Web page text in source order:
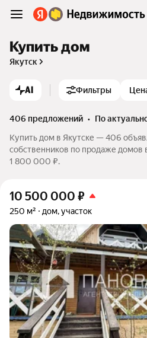
Купить дом
Якутск
AI Фильтры
406 предложений •
по
Купить дом в Якутске — 406
собственников по продаже домов
1 800 000 ₽.
10 500 000 ₽
250 м² дом, участок